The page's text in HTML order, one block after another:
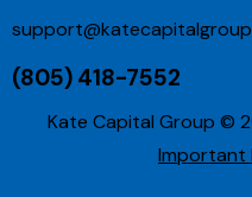
(805) 418-7552
Kate Capital Group ©
Important